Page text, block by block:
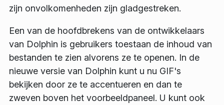
zijn onvolkomenheden zijn gladgestreken.
Een van de hoofdbrekens van de ontwikkelaars
van Dolphin is gebruikers toestaan de inhoud van
bestanden te zien alvorens ze te openen. In de
nieuwe versie van Dolphin kunt u nu GIF's
bekijken door ze te accentueren en dan te
zweven boven het voorbeeldpaneel. U kunt ook